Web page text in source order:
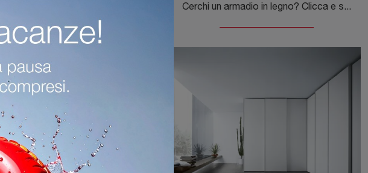
Cerchi un armadio in legno? Clicca e scopri armadiature componibili con ante battenti di Novamobili.